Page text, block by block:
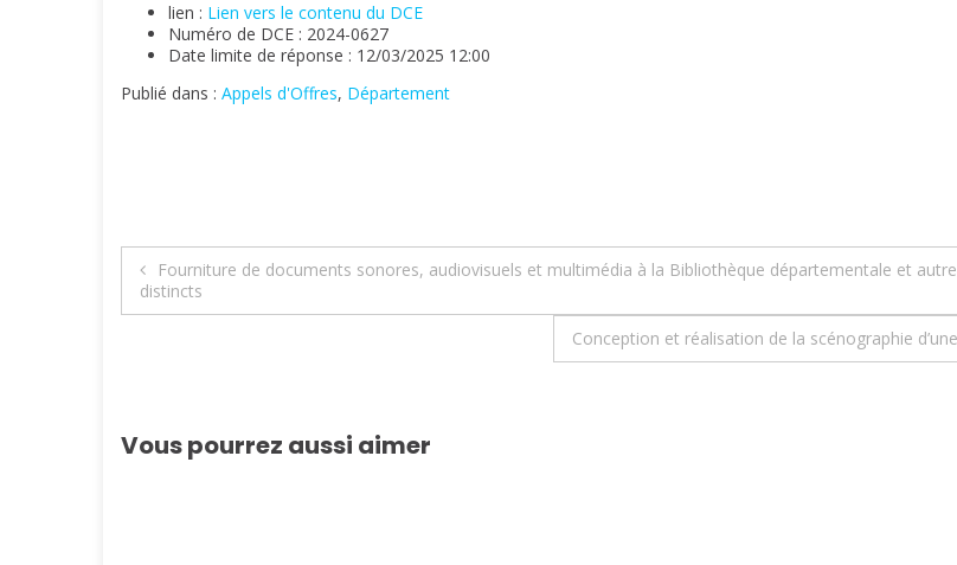
lien : Lien vers le contenu du DCE
Numéro de DCE : 2024-0627
Date limite de réponse : 12/03/2025 12:00
Publié dans : Appels d'Offres, Département
Navigation
de
Fourniture de documents sonores, audiovisuels et multimédia à la Bibliothèque départementale et
distincts
Conception et réalisation de la scénographie
Vous pourrez aussi aimer